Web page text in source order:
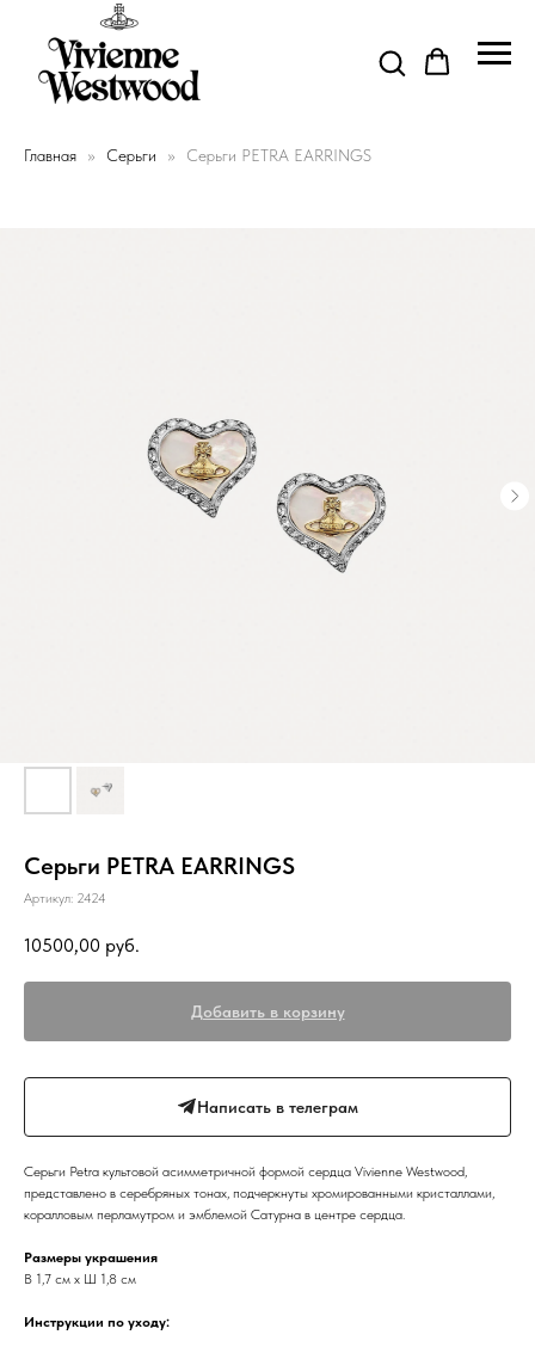
Главная Серьги Серьги PETRA EARRINGS
Серьги PETRA EARRINGS
Артикул: 2424
10500,00 руб.
Добавить в корзину
Написать в телеграм
Серьги Petra культовой асимметричной формой сердца Vivienne Westwood,
представлено в серебряных тонах, подчеркнуты хромированными кристаллами,
коралловым перламутром и эмблемой Сатурна в центре сердца.
Размеры украшения
В 1,7 см х Ш 1,8 см
Инструкции по уходу: